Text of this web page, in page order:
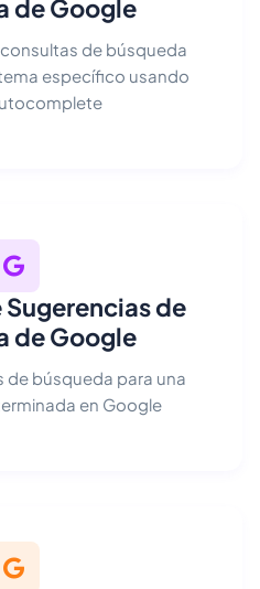
de Google
de búsqueda
específico usando
de
de Google
de búsqueda para una
en Google